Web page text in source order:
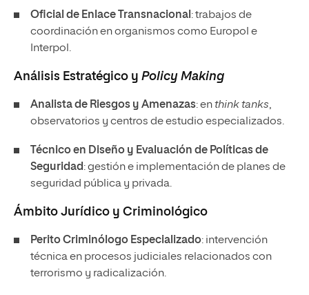
Oficial de Enlace Transnacional : trabajos de
coordinación en organismos como Europol e
Interpol.
Análisis Estratégico y Policy Making
Analista de Riesgos y Amenazas: enthink tanks,
observatorios y centros de estudio especializados.
Técnico en Diseño y Evaluación de Políticas de
Seguridad: gestión e implementación de planes de
seguridad pública y privada.
Ámbito Jurídico y Criminológico
Perito Criminólogo Especializado: intervención
técnica en procesos judiciales relacionados con
terrorismo y radicalización.